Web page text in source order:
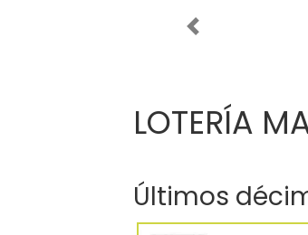
Imagen anterior
LOTERÍA
Últimos